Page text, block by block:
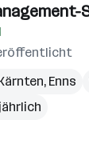
, Enns